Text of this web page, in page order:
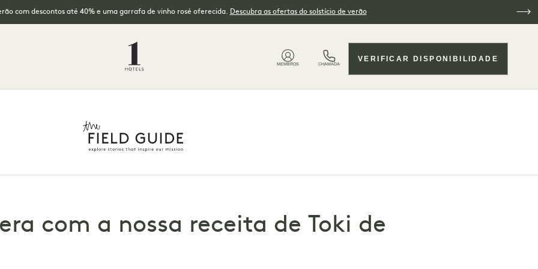
com descontos até 40% e uma garrafa de vinho rosé oferecida. Descubra as ofertas do solstício de verão
MEMBROS CHAMADA
VERIFICAR DISPONIBILIDADE
com a nossa receita de Toki de